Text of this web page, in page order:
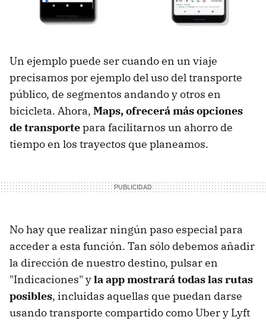
Un ejemplo puede ser cuando en un viaje
precisamos por ejemplo del uso del transporte
público, de segmentos andando y otros en
bicicleta. Ahora, Maps, ofrecerá más opciones
de transportepara facilitarnos un ahorro de
tiempo en los trayectos que planeamos.
No hay que realizar ningún paso especial para
acceder a esta función. Tan sólo debemos añadir
la dirección de nuestro destino, pulsar en
"Indicaciones" yla app mostrará todas las rutas
posibles, incluidas aquellas que puedan darse
usando transporte compartido como Uber y Lyft